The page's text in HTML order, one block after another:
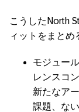
こうしたNorth
ィットをまとめ
モジュー
レンスコ
新たなア
課題、な